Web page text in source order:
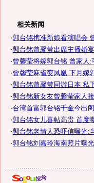
相关新闻
·郭台铭携准新娘看演唱会
·郭台铭曾馨莹出席主播婚
·曾馨莹将嫁郭台铭 曾家人:
·曾馨莹麻雀变凤凰 下月嫁
·郭台铭曾馨莹同游日本 私
·郭台铭新女友曾馨莹家人
·台湾首富郭台铭千金今出
·郭台铭女儿喜帖高贵 首度
·郭台铭老情人恐吓信曝光:
·郭台铭刘嘉玲海南照片曝